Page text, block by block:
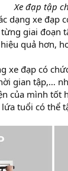
Xe đạp tập
dạng xe đạp
giai đoạn
quả hơn,
xe đạp có
gian tập,…
của mình tốt
tuổi có thể